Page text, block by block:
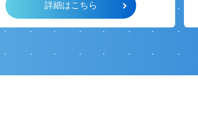
らのクラウド詳細はこちら